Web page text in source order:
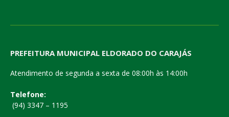
PREFEITURA MUNICIPAL ELDORADO DO CARAJÁS
Atendimento de segunda a sexta de 08:00h às 14:00h
Telefone:
(94) 3347 – 1195